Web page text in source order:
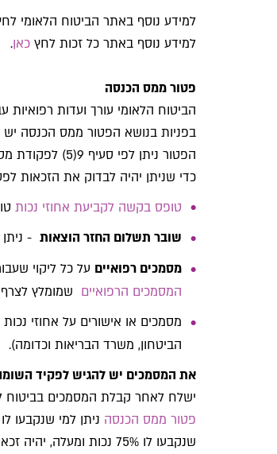
למידע נוסף באתר הביטוח הלאומי
למידע נוסף באתר כל זכות לחץ כאן.
פטור ממס הכנסה
הביטוח הלאומי עורך ועדות
בפניות בנושא הפטור ממס הכנסה יש
הפטור ניתן לפי סעיף 9(5) לפקודת מס הכנסה.
כדי שניתן יהיה לבדוק את הזכאות
טופס בקשה לקביעת אחוזי נכות טופס
שובר תשלום החזר הוצאות -
מסמכים רפואיים על כל ליקוי
המסמכים הרפואיים שמומלץ לצרף
מסמכים או אישורים על אחוזי
הביטחון, משרד הבריאות וכדומה).
את המסמכים יש להגיש לפקיד
ישלח לאחר קבלת המסמכים בביטוח
פטור ממס הכנסה
שנקבעו לו 75% נכות ומעלה, יהיה זכאי להקלות מס בקופות גמל בלבד.